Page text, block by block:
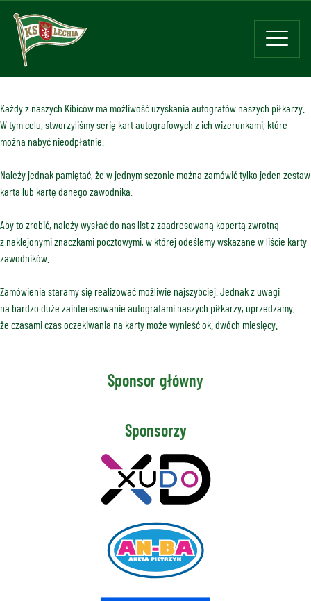
Każdy z naszych Kibiców ma możliwość uzyskania autografów naszych piłkarzy.
W tym celu, stworzyliśmy serię kart autografowych z ich wizerunkami, które
można nabyć nieodpłatnie.
Należy jednak pamiętać, że w jednym sezonie można zamówić tylko jeden zestaw
karta lub kartę danego zawodnika.
Aby to zrobić, należy wysłać do nas list z zaadresowaną kopertą zwrotną
z naklejonymi znaczkami pocztowymi, w której odeślemy wskazane w liście karty
zawodników.
Zamówienia staramy się realizować możliwie najszybciej. Jednak z uwagi
na bardzo duże zainteresowanie autografami naszych piłkarzy, uprzedzamy,
że czasami czas oczekiwania na karty może wynieść ok. dwóch miesięcy.
Sponsor główny
Sponsorzy